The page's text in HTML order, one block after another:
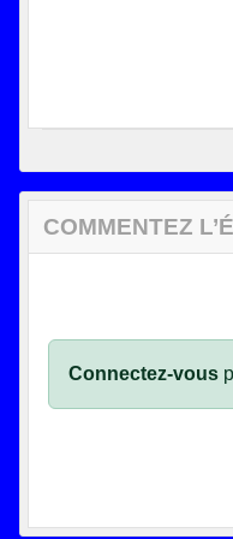
COMMENTEZ
Connectez-vous